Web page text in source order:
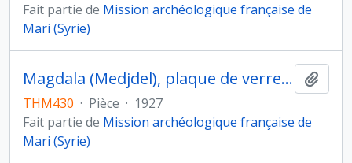
Fait partie de Mission archéologique française de
Mari (Syrie)
Magdala (Medjdel), plaque de verre 697
THM430 · Pièce · 1927
Fait partie de Mission archéologique française de
Mari (Syrie)